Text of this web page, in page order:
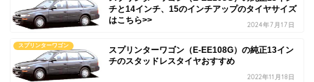
チと14インチ、15のインチアップのタイヤサイズ
はこちら>>
2024年7月17日
スプリンターワゴン
スプリンターワゴン（E-EE108G）の純正13イン
チのスタッドレスタイヤおすすめ
2022年11月18日